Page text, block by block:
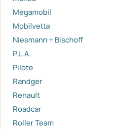
Megamobil
Mobilvetta
Niesmann + Bischoff
P.L.A.
Pilote
Randger
Renault
Roadcar
Roller Team